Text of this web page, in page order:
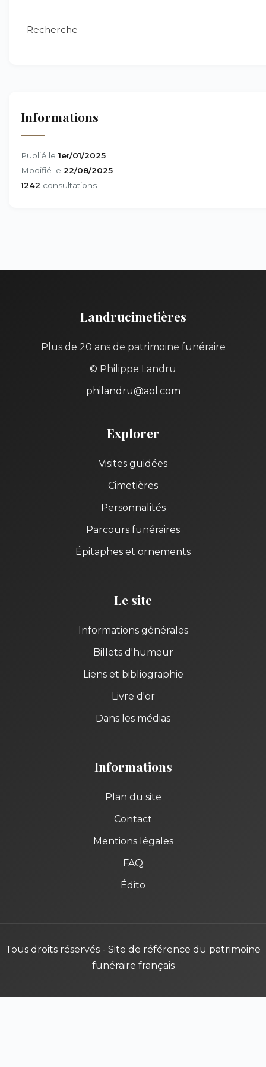
Recherche
Informations
Publié le 1er/01/2025
Modifié le 22/08/2025
1242 consultations
Landrucimetières
Plus de 20 ans de patrimoine funéraire
© Philippe Landru
philandru@aol.com
Explorer
Visites guidées
Cimetières
Personnalités
Parcours funéraires
Épitaphes et ornements
Le site
Informations générales
Billets d'humeur
Liens et bibliographie
Livre d'or
Dans les médias
Informations
Plan du site
Contact
Mentions légales
FAQ
Édito
Tous droits réservés - Site de référence du patrimoine
funéraire français